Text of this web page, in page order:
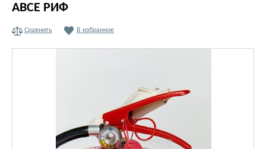
АВСЕ РИФ
Сравнить В избранное